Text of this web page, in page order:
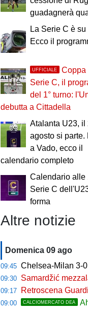
guadagnerà
La Serie C è su
Ecco il
UFFICIALE
Coppa
Serie C, il
del 1° turno:
debutta a Cittadella
Atalanta U23, il
agosto si parte.
a Vado, ecco il
calendario completo
Calendario alle
Serie C
forma
Altre notizie
Domenica 09 ago
09:45 Chelsea-Milan 3-
09:30 Samardžić
09:17 Retroscena
09:00 CALCIOMERCATO DEA